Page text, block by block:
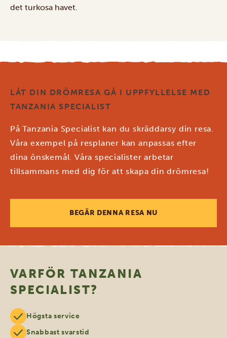
det turkosa havet.
LÅT DIN DRÖMRESA GÅ I UPPFYLLELSE MED
TANZANIA SPECIALIST
På Tanzania Specialist kan du skräddarsy din resa.
Våra exempel på resplaner kan anpassas efter
dina önskemål. Våra specialister arbetar
tillsammans med dig för att skapa din drömresa!
BEGÄR DENNA RESA NU
VARFÖR TANZANIA
SPECIALIST?
Högsta service
Snabbast svarstid